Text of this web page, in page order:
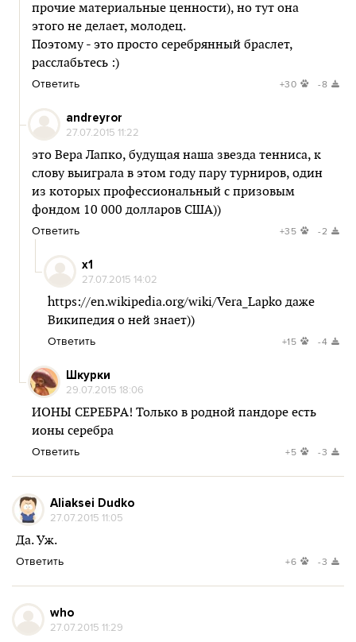
прочие материальные ценности), но тут она
этого не делает, молодец.
Поэтому - это просто серебрянный браслет,
расслабьтесь :)
Ответить +30 -8
andreyror
27.07.2015 11:22
это Вера Лапко, будущая наша звезда тенниса, к
слову выиграла в этом году пару турниров, один
из которых профессиональный с призовым
фондом 10 000 долларов США))
Ответить +35 -2
x1
27.07.2015 14:02
https://en.wikipedia.org/wiki/Vera_Lapko даже
Википедия о ней знает))
Ответить +15 -4
Шкурки
29.07.2015 18:06
ИОНЫ СЕРЕБРА! Только в родной пандоре есть
ионы серебра
Ответить +5 -3
Aliaksei Dudko
27.07.2015 11:05
Да. Уж.
Ответить +6 -3
who
27.07.2015 11:29